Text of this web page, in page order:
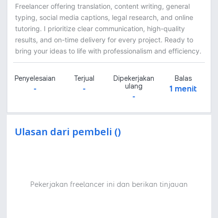
Freelancer offering translation, content writing, general
typing, social media captions, legal research, and online
tutoring. I prioritize clear communication, high-quality
results, and on-time delivery for every project. Ready to
bring your ideas to life with professionalism and efficiency.
Penyelesaian
-
Terjual
-
Dipekerjakan
ulang
-
Balas
1 menit
Ulasan dari pembeli ()
Pekerjakan freelancer ini dan berikan tinjauan